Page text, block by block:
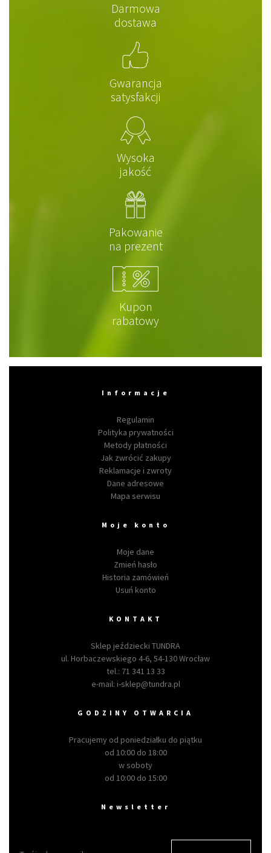
Darmowa
dostawa
Gwarancja
satysfakcji
Wysoka
jakość
Pakowanie
na prezent
Kupon
rabatowy
Informacje
Regulamin
Polityka prywatności
Metody płatności
Jak zwrócić zakupy
Reklamacje i zwroty
Dane adresowe
Mapa serwisu
Moje konto
Moje dane
Zmień hasło
Historia zamówień
Usuń konto
KONTAKT
Sklep jeździecki TUNDRA
ul. Horbaczewskiego 4-6, 54-130 Wrocław
tel.: 71 341 13 33
e-mail: i-sklep@tundra.pl
GODZINY OTWARCIA
Pracujemy od poniedziałku do piątku
od 10:00 do 18:00
w soboty
od 10:00 do 15:00
Newsletter